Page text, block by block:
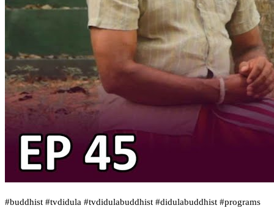
#buddhist #tvdidula #tvdidulabuddhist #didulabuddhist #programs